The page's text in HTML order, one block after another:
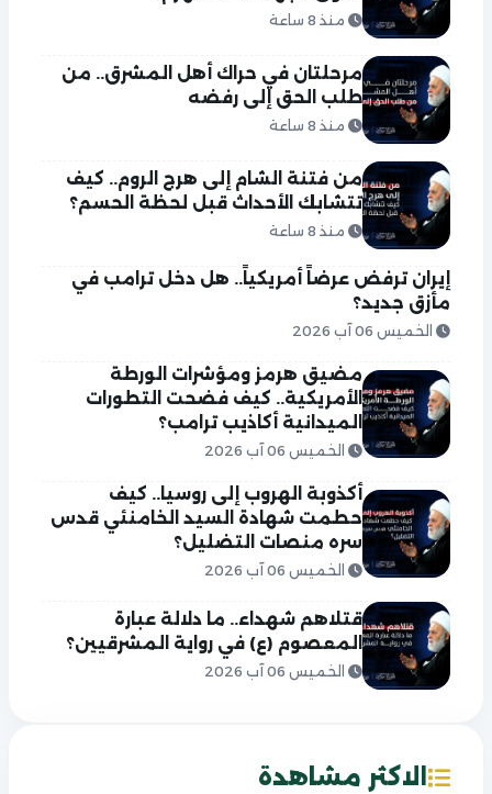
منذ 8 ساعة
مرحلتان في حراك أهل المشرق.. من
طلب الحق إلى رفضه
منذ 8 ساعة
من فتنة الشام إلى هرج الروم.. كيف
تتشابك الأحداث قبل لحظة الحسم؟
منذ 8 ساعة
إيران ترفض عرضاً أمريكياً.. هل دخل ترامب في
مأزق جديد؟
الخميس 06 آب 2026
مضيق هرمز ومؤشرات الورطة
الأمريكية.. كيف فضحت التطورات
الميدانية أكاذيب ترامب؟
الخميس 06 آب 2026
أكذوبة الهروب إلى روسيا.. كيف
حطمت شهادة السيد الخامنئي قدس
سره منصات التضليل؟
الخميس 06 آب 2026
قتلاهم شهداء.. ما دلالة عبارة
المعصوم (ع) في رواية المشرقيين؟
الخميس 06 آب 2026
الاكثر مشاهدة